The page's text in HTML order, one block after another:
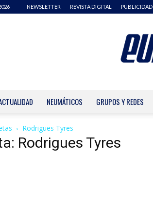
NEWSLETTER REVISTA DIGITAL PUBLICIDAD
NEUMÁTICOS GRUPOS Y REDES
Rodrigues Tyres
Rodrigues Tyres